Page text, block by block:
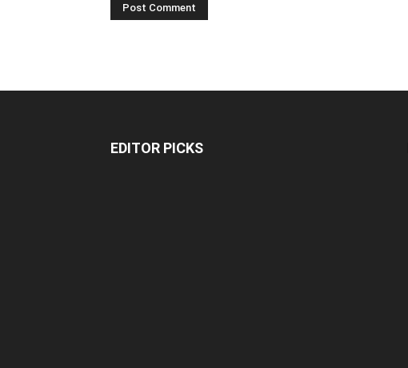
EDITOR PICKS